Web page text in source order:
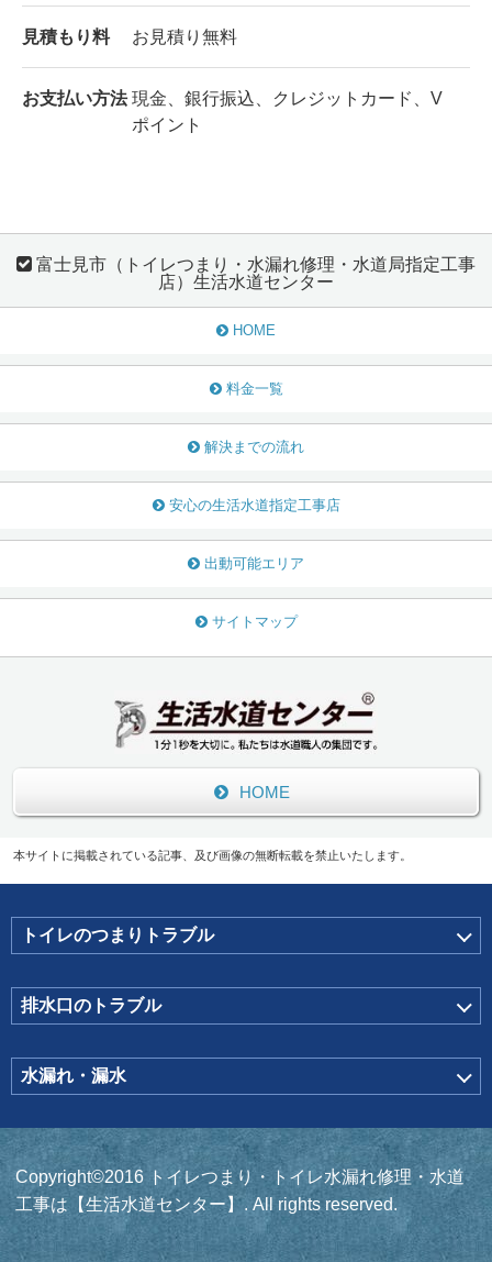
見積もり料 お見積り無料
お支払い方法 現金、銀行振込、クレジットカード、V
ポイント
富士見市（トイレつまり・水漏れ修理・水道局指定工事
店）生活水道センター
HOME
料金一覧
解決までの流れ
安心の生活水道指定工事店
出動可能エリア
サイトマップ
HOME
本サイトに掲載されている記事、及び画像の無断転載を禁止いたします。
トイレのつまりトラブル
排水口のトラブル
水漏れ・漏水
Copyright©2016 トイレつまり・トイレ水漏れ修理・水道
工事は【生活水道センター】. All rights reserved.